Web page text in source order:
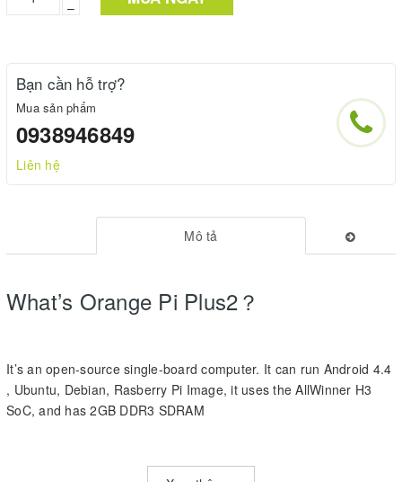
–
Bạn cần hỗ trợ?
Mua sản phẩm
0938946849
Liên hệ
Mô tả
What’s Orange Pi Plus2？
It’s an open-source single-board computer. It can run Android 4.4
, Ubuntu, Debian, Rasberry Pi Image, it uses the AllWinner H3
SoC, and has 2GB DDR3 SDRAM